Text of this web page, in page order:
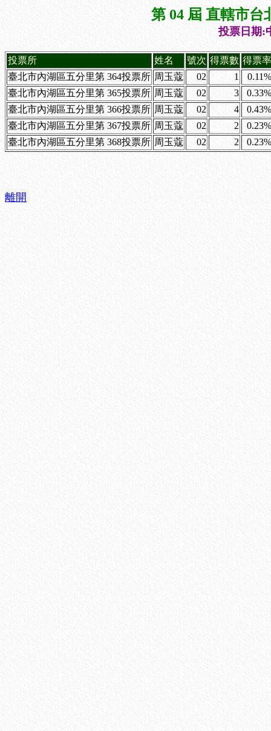
第 04 屆 直轄市台
投票日期:
投票所 姓名 號次 得票數 得票率
臺北市內湖區五分里第 364投票所 周玉蔻 02 1
0.11%
臺北市內湖區五分里第 365投票所 周玉蔻 02 3
0.33%
臺北市內湖區五分里第 366投票所 周玉蔻 02 4
0.43%
臺北市內湖區五分里第 367投票所 周玉蔻 02 2
0.23%
臺北市內湖區五分里第 368投票所 周玉蔻 02 2 0.23%
離開